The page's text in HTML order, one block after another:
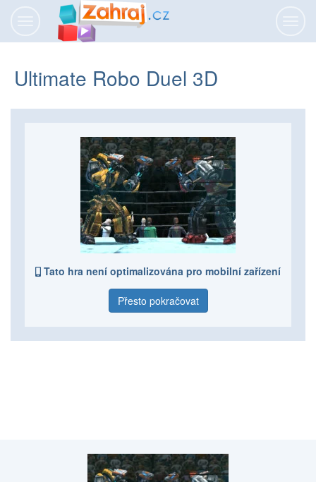
Ultimate Robo Duel 3D
Tato hra není optimalizována pro mobilní zařízení
Přesto pokračovat